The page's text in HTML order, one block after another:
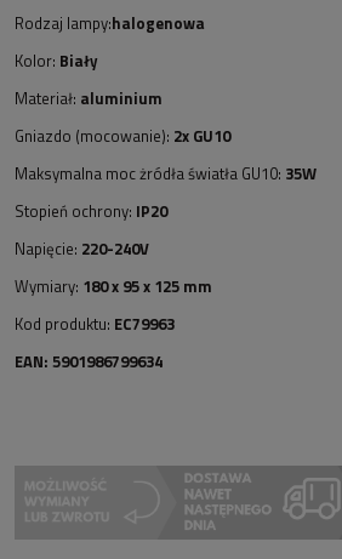
Rodzaj lampy:halogenowa
Kolor: Biały
Materiał: aluminium
Gniazdo (mocowanie): 2x GU10
Maksymalna moc żródła światła GU10: 35W
Stopień ochrony: IP20
Napięcie: 220-240V
Wymiary: 180 x 95 x 125 mm
Kod produktu: EC79963
EAN: 5901986799634